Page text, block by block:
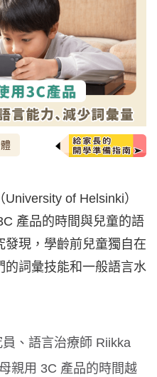
of Helsinki）
產品的時間與兒童的語
發現，學齡前兒童獨自在
的詞彙技能和一般語言水
、語言治療師 Riikka
親用 3C 產品的時間越